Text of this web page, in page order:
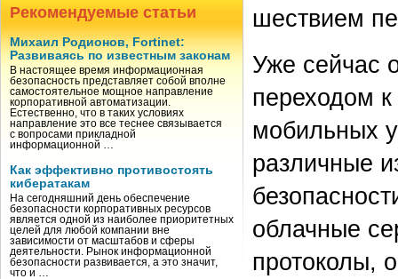
Рекомендуемые статьи
Михаил Родионов, Fortinet:
Развиваясь по известным законам
В настоящее время информационная
безопасность представляет собой вполне
самостоятельное мощное направление
корпоративной автоматизации.
Естественно, что в таких условиях
направление это все теснее связывается
с вопросами прикладной
информационной …
Как эффективно противостоять
кибератакам
На сегодняшний день обеспечение
безопасности корпоративных ресурсов
является одной из наиболее приоритетных
целей для любой компании вне
зависимости от масштабов и сферы
деятельности. Рынок информационной
безопасности развивается, а это значит,
что и …
шествием
Уже сейчас
переходом
мобильных
различные
облачные
протоколы,